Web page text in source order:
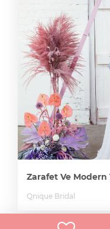
Zarafet Ve Modern
Qnique Bridal